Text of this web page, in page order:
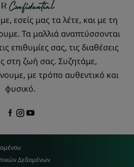
εσείς μας τα λέτε, και με τη
Τα μαλλιά αναπτύσσονται
επιθυμίες σας, τις διαθέσεις
στη ζωή σας. Συζητάμε,
με τρόπο αυθεντικό και
φυσικό.
Δεδομένων